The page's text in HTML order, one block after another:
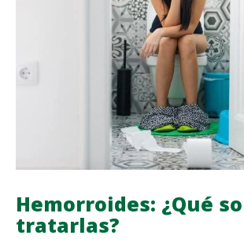
Hemorroides: ¿Qué
tratarlas?